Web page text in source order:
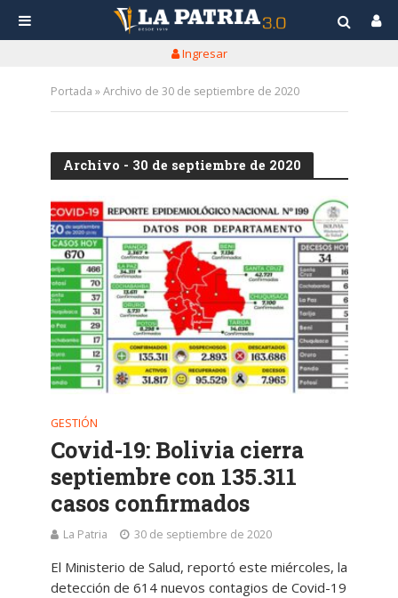
Ingresar
Portada »Archivo de 30 de septiembre de 2020
Archivo - 30 de septiembre de 2020
GESTIÓN
Covid-19: Bolivia cierra
septiembre con 135.311
casos confirmados
La Patria 30 de septiembre de 2020
El Ministerio de Salud, reportó este miércoles, la
detección de 614 nuevos contagios de Covid-19